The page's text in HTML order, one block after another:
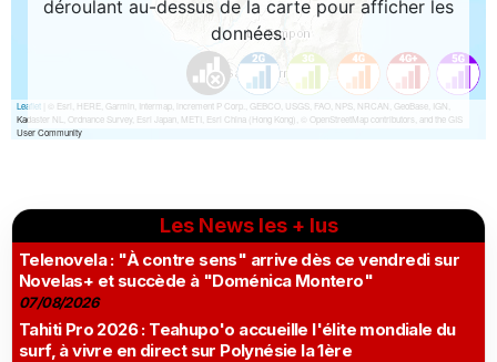
Les News les + lus
Telenovela : "À contre sens" arrive dès ce vendredi sur
Novelas+ et succède à "Doménica Montero"
07/08/2026
Tahiti Pro 2026 : Teahupo'o accueille l'élite mondiale du
surf, à vivre en direct sur Polynésie la 1ère